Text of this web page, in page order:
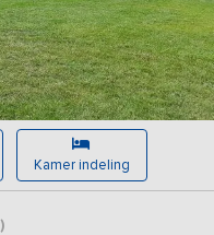
Kamer indeling
)